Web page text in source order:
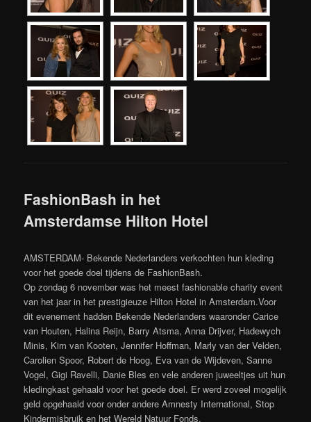
FashionBash in het
Amsterdamse Hilton Hotel
AMSTERDAM- Bekende Nederlanders verkochten hun kleding
voor het goede doel tijdens de FashionBash.
Op zondag 6 november was het meest fashionable charity event
van het jaar in het prestigieuze Hilton Hotel in Amsterdam.Voor
dit evenement hadden Bekende Nederlanders waaronder Carice
van Houten, Halina Reijn, Barry Atsma, Anna Drijver, Hadewych
Minis, Kim van Kooten, Jennifer Hoffman, Marly van der Velden,
Carolien Spoor, Robert de Hoog, Eva van de Wijdeven, Sanne
Vogel, Gigi Ravelli, Danie Bles en vele anderen juweeltjes uit hun
kledingkast gehaald voor het goede doel. Er werd zoveel mogelijk
geld opgehaald voor onder andere Amnesty International, Stop
Kindermisbruik en het Wereld Natuur Fonds.